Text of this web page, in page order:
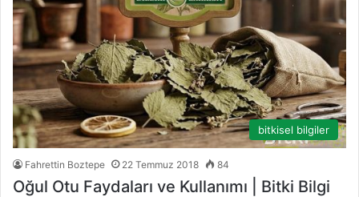
bitkisel bilgiler
Fahrettin Boztepe 22 Temmuz 2018 84
Oğul Otu Faydaları ve Kullanımı | Bitki Bilgi